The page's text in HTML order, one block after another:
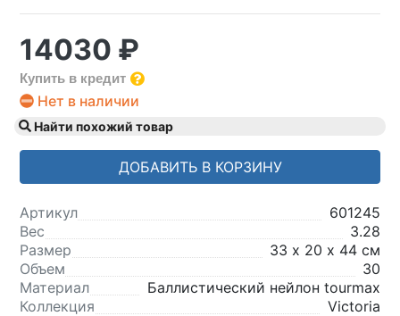
14030 ₽
Купить в кредит
Нет в наличии
Найти похожий товар
ДОБАВИТЬ В КОРЗИНУ
Артикул
601245
Вес
3.28
Размер
33 х 20 х 44 см
Объем
30
Материал
Баллистический нейлон tourmax
Коллекция
Victoria